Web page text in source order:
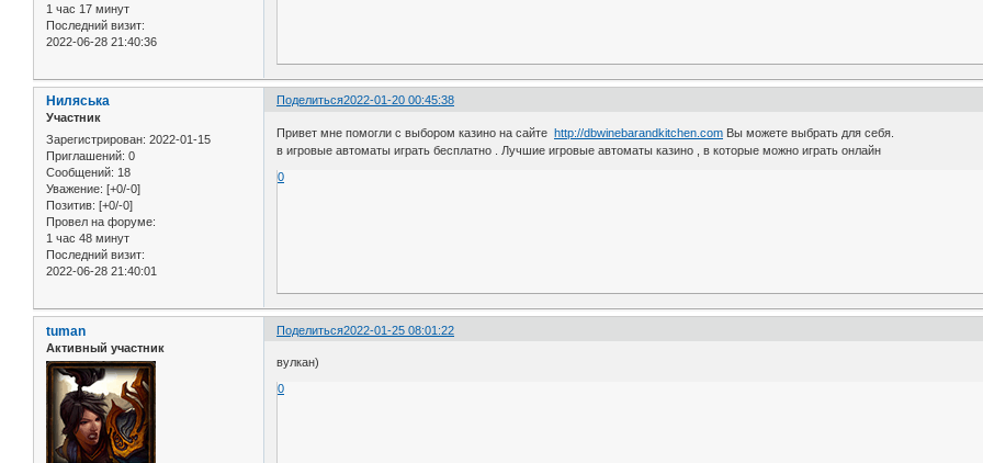
1 час 17 минут
Последний визит:
2022-06-28 21:40:36
Поделиться2022-01-20 00:45:38
Ниляська
Участник
Зарегистрирован: 2022-01-15
Приглашений: 0
Сообщений: 18
Уважение: [+0/-0]
Позитив: [+0/-0]
Провел на форуме:
1 час 48 минут
Последний визит:
2022-06-28 21:40:01
Привет мне помогли с выбором казино на сайтеhttp://dbwinebarandkitchen.com Вы можете выбрать для себя.
в игровые автоматы играть бесплатно . Лучшие игровые автоматы казино , в которые можно играть онлайн
0
Поделиться2022-01-25 08:01:22
tuman
Активный участник
вулкан)
0